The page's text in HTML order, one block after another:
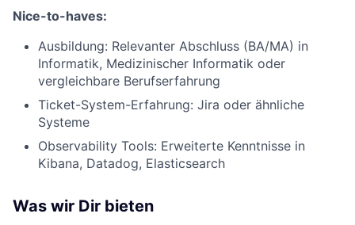
Nice-to-haves:
Ausbildung: Relevanter Abschluss (BA/MA) in
Informatik, Medizinischer Informatik oder
vergleichbare Berufserfahrung
Ticket-System-Erfahrung: Jira oder ähnliche
Systeme
Observability Tools: Erweiterte Kenntnisse in
Kibana, Datadog, Elasticsearch
Was wir Dir bieten